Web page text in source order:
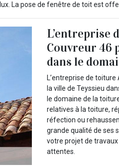
La pose de fenêtre de toit est
L’entreprise
Couvreur 46
dans le
L’entreprise de
la ville de Teyssieu
le domaine de la
relatives à la toiture,
réfection ou
grande qualité de ses
votre projet de
attentes.